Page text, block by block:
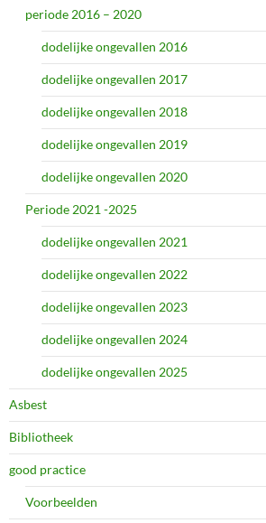
periode 2016 – 2020
dodelijke ongevallen 2016
dodelijke ongevallen 2017
dodelijke ongevallen 2018
dodelijke ongevallen 2019
dodelijke ongevallen 2020
Periode 2021 -2025
dodelijke ongevallen 2021
dodelijke ongevallen 2022
dodelijke ongevallen 2023
dodelijke ongevallen 2024
dodelijke ongevallen 2025
Asbest
Bibliotheek
good practice
Voorbeelden